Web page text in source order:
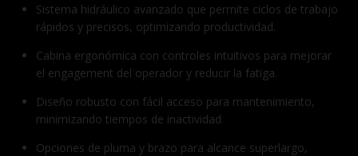
Sistema hidráulico avanzado que permite ciclos de trabajo
rápidos y precisos, optimizando productividad.
Cabina ergonómica con controles intuitivos para mejorar
el engagement del operador y reducir la fatiga.
Diseño robusto con fácil acceso para mantenimiento,
minimizando tiempos de inactividad.
Opciones de pluma y brazo para alcance superlargo,